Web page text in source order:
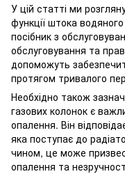
У цій статті ми
функції штока
посібник з
обслуговування та
допоможуть
протягом тривалого
Необхідно також
газових колонок є
опалення. Він
яка поступає до
чином, це може
опалення та